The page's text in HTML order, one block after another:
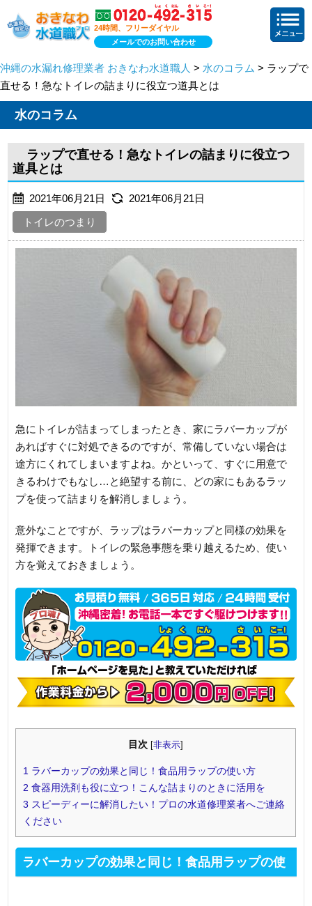
24時間、フリーダイヤル
メールでのお問い合わせ
沖縄の水漏れ修理業者 おきなわ水道職人 > 水のコラム > ラップで
直せる！急なトイレの詰まりに役立つ道具とは
水のコラム
ラップで直せる！急なトイレの詰まりに役立つ
道具とは
2021年06月21日
2021年06月21日
トイレのつまり
急にトイレが詰まってしまったとき、家にラバーカップが
あればすぐに対処できるのですが、常備していない場合は
途方にくれてしまいますよね。かといって、すぐに用意で
きるわけでもなし…と絶望する前に、どの家にもあるラッ
プを使って詰まりを解消しましょう。
意外なことですが、ラップはラバーカップと同様の効果を
発揮できます。トイレの緊急事態を乗り越えるため、使い
方を覚えておきましょう。
目次 [非表示]
1 ラバーカップの効果と同じ！食品用ラップの使い方
2 食器用洗剤も役に立つ！こんな詰まりのときに活用を
3 スピーディーに解消したい！プロの水道修理業者へご連絡
ください
ラバーカップの効果と同じ！食品用ラップの使